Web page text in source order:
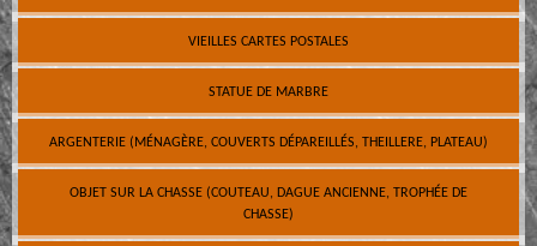
VIEILLES CARTES POSTALES
STATUE DE MARBRE
ARGENTERIE (MÉNAGÈRE, COUVERTS DÉPAREILLÉS, THEILLERE, PLATEAU)
OBJET SUR LA CHASSE (COUTEAU, DAGUE ANCIENNE, TROPHÉE DE
CHASSE)